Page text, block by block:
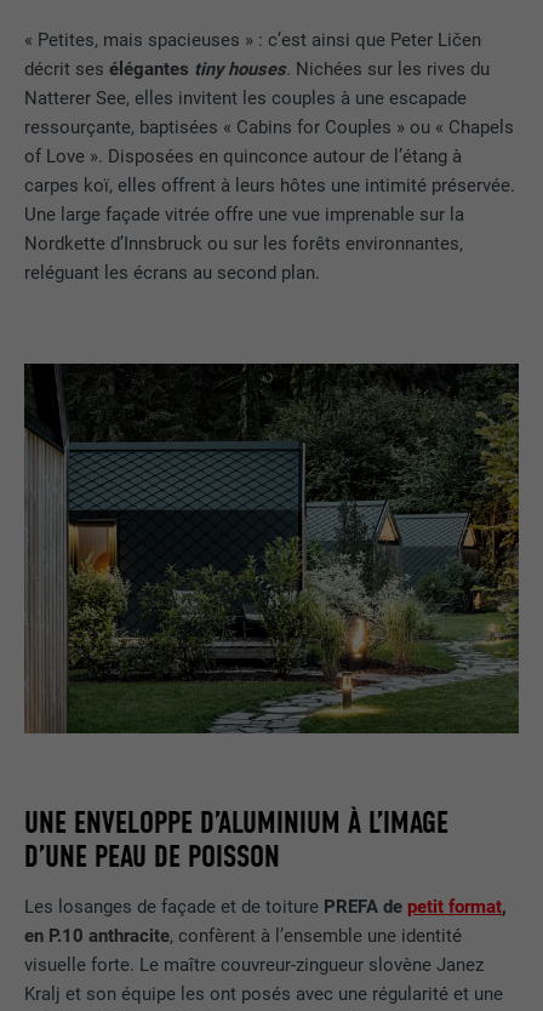
« Petites, mais spacieuses » : c’est ainsi que Peter Ličen
décrit sesélégantes tiny houses. Nichées sur les rives du
Natterer See, elles invitent les couples à une escapade
ressourçante, baptisées « Cabins for Couples » ou « Chapels
of Love ». Disposées en quinconce autour de l’étang à
carpes koï, elles offrent à leurs hôtes une intimité préservée.
Une large façade vitrée offre une vue imprenable sur la
Nordkette d’Innsbruck ou sur les forêts environnantes,
reléguant les écrans au second plan.
UNE ENVELOPPE D’ALUMINIUM À L’IMAGE
D’UNE PEAU DE POISSON
Les losanges de façade et de toiture PREFA de petit format,
en P.10 anthracite, confèrent à l’ensemble une identité
visuelle forte. Le maître couvreur-zingueur slovène Janez
Kralj et son équipe les ont posés avec une régularité et une